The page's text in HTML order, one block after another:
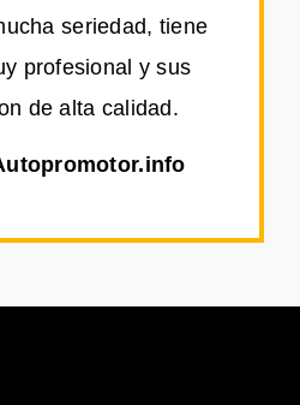
seriedad, tiene
profesional y sus
de alta calidad.